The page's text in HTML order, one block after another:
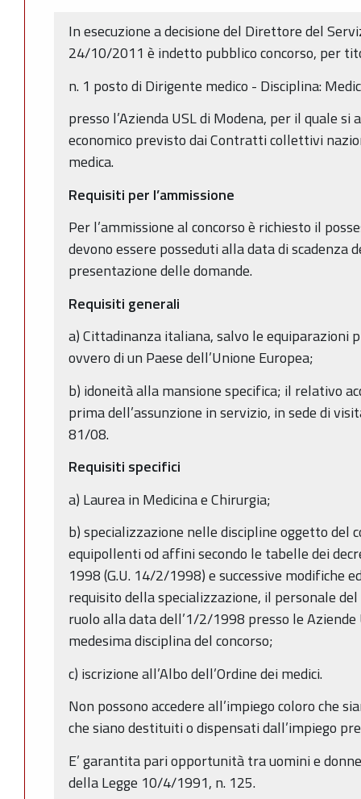
In esecuzione a decisione del Direttore del
24/10/2011 è indetto pubblico concorso, per
n. 1 posto di Dirigente medico - Disciplina:
presso l’Azienda USL di Modena, per il quale
economico previsto dai Contratti collettivi
medica.
Requisiti per l’ammissione
Per l’ammissione al concorso è richiesto il
devono essere posseduti alla data di scadenza
presentazione delle domande.
Requisiti generali
a) Cittadinanza italiana, salvo le equiparazioni
ovvero di un Paese dell’Unione Europea;
b) idoneità alla mansione specifica; il relativo
prima dell’assunzione in servizio, in sede di
81/08.
Requisiti specifici
a) Laurea in Medicina e Chirurgia;
b) specializzazione nelle discipline oggetto del
equipollenti od affini secondo le tabelle dei
1998 (G.U. 14/2/1998) e successive modifiche
requisito della specializzazione, il personale
ruolo alla data dell’1/2/1998 presso le Aziende
medesima disciplina del concorso;
c) iscrizione all’Albo dell’Ordine dei medici.
Non possono accedere all’impiego coloro che
che siano destituiti o dispensati dall’impiego
E’ garantita pari opportunità tra uomini e
della Legge 10/4/1991, n. 125.